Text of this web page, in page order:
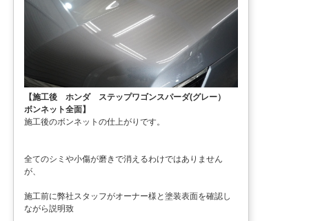
【施工後 ホンダ ステップワゴンスパーダ(グレー）
ボンネット全面】
施工後のボンネットの仕上がりです。
全てのシミや小傷が磨きで消えるわけではありません
が、
施工前に弊社スタッフがオーナー様と塗装表面を確認し
ながら説明致